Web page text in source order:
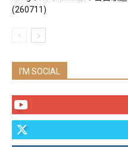
(260711)
I'M SOCIAL